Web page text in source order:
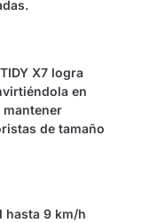
X7 logra
en
mantener
de tamaño
hasta 9 km/h